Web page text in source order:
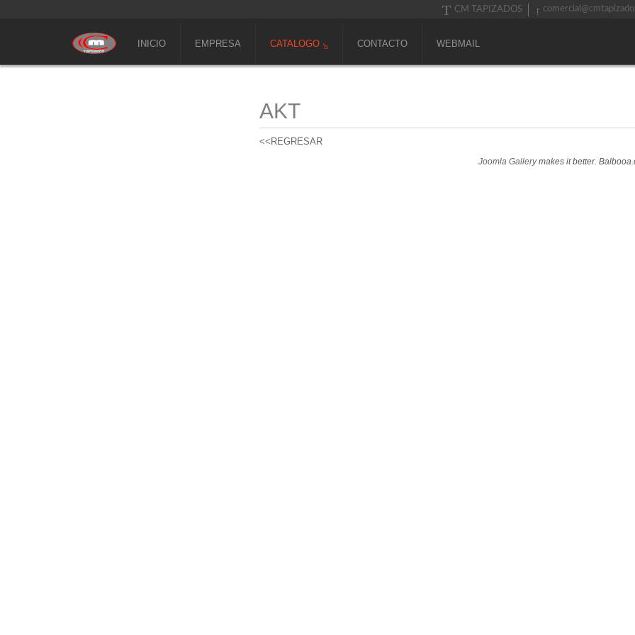
CM TAPIZADOS
INICIO EMPRESA CATALOGO CONTACTO WEBMAIL
AKT
<<REGRESAR
Joomla Gallerymakes it better.